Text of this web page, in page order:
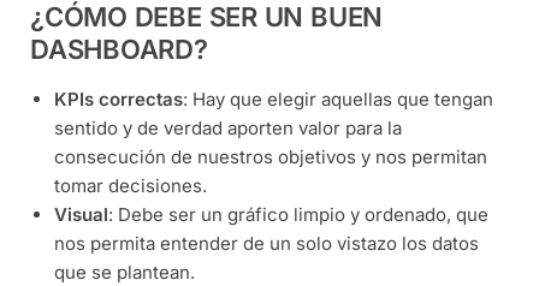
¿CÓMO DEBE SER UN BUEN
DASHBOARD?
KPIs correctas: Hay que elegir aquellas que tengan
sentido y de verdad aporten valor para la
consecución de nuestros objetivos y nos permitan
tomar decisiones.
Visual: Debe ser un gráfico limpio y ordenado, que
nos permita entender de un solo vistazo los datos
que se plantean.